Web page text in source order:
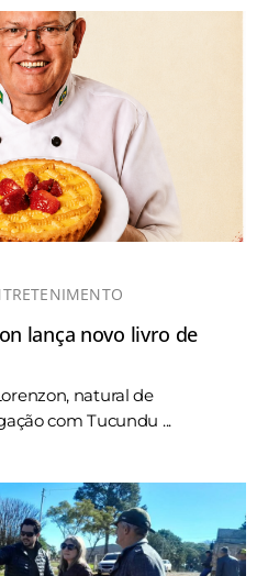
lança novo livro de
natural de
com Tucundu ...